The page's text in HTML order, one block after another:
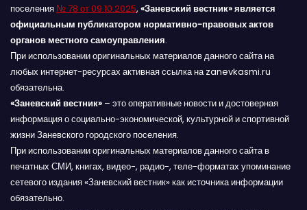
поселения № 78 от 09.10.2025, «Заневский вестник» является
официальным публикатором нормативно-правовых актов
органов местного самоуправления.
При использовании оригинальных материалов данного сайта на
любых интернет-ресурсах активная ссылка на zanevkasmi.ru
обязательна.
«Заневский вестник» – это оперативные новости и достоверная
информация о социально-экономической, культурной и спортивной
жизни Заневского городского поселения.
При использовании оригинальных материалов данного сайта в
печатных СМИ, книгах, видео-, радио-, теле-форматах упоминание
сетевого издания «Заневский вестник» как источника информации
обязательно.